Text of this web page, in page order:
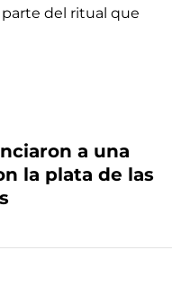
a una
la plata de las